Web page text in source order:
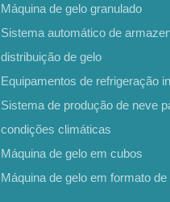
Máquina de gelo granulado
Sistema automático de
distribuição de gelo
Equipamentos de refrigeração
Sistema de produção de neve
condições climáticas
Máquina de gelo em cubos
Máquina de gelo em formato de